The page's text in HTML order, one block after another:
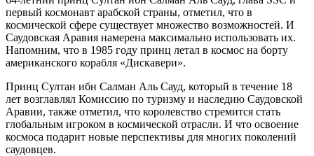
первый космонавт арабской страны, отметил, что в
космической сфере существует множество возможностей. И
Саудовская Аравия намерена максимально использовать их.
Напомним, что в 1985 году принц летал в космос на борту
американского корабля «Дискавери».
Принц Султан ибн Салман Аль Сауд, который в течение 18
лет возглавлял Комиссию по туризму и наследию Саудовской
Аравии, также отметил, что королевство стремится стать
глобальным игроком в космической отрасли. И что освоение
космоса подарит новые перспективы для многих поколений
саудовцев.